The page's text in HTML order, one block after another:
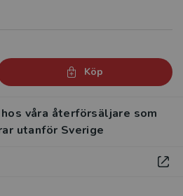
Köp
våra återförsäljare som
utanför Sverige